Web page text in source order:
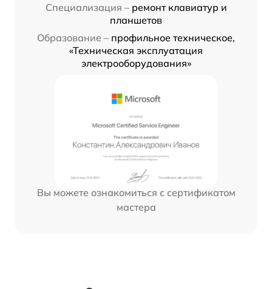
Специализация – ремонт клавиатур и
планшетов
Образование – профильное техническое,
«Техническая эксплуатация
электрооборудования»
Вы можете ознакомиться с сертификатом
мастера